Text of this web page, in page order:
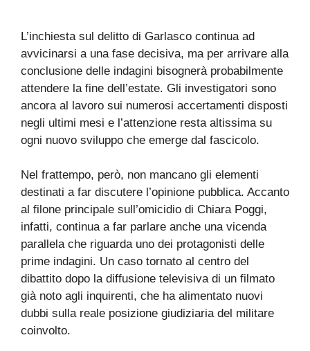
L’inchiesta sul delitto di Garlasco continua ad
avvicinarsi a una fase decisiva, ma per arrivare alla
conclusione delle indagini bisognerà probabilmente
attendere la fine dell’estate. Gli investigatori sono
ancora al lavoro sui numerosi accertamenti disposti
negli ultimi mesi e l’attenzione resta altissima su
ogni nuovo sviluppo che emerge dal fascicolo.
Nel frattempo, però, non mancano gli elementi
destinati a far discutere l’opinione pubblica. Accanto
al filone principale sull’omicidio di Chiara Poggi,
infatti, continua a far parlare anche una vicenda
parallela che riguarda uno dei protagonisti delle
prime indagini. Un caso tornato al centro del
dibattito dopo la diffusione televisiva di un filmato
già noto agli inquirenti, che ha alimentato nuovi
dubbi sulla reale posizione giudiziaria del militare
coinvolto.